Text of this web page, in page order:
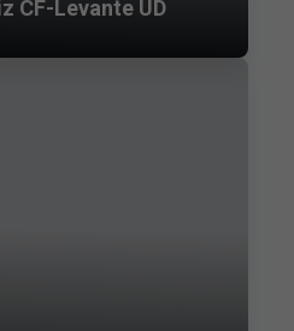
CF-Levante UD